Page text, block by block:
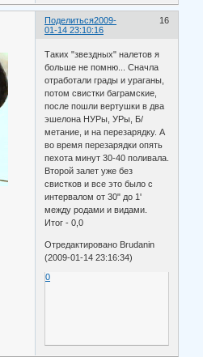
Поделиться 16
2009-
01-14 23:10:16
Таких "звездных" налетов я
больше не помню... Сначла
отработали грады и ураганы,
потом свистки баграмские,
после пошли вертушки в два
эшелона НУРы, УРы, Б/
метание, и на перезарядку. А
во время перезарядки опять
пехота минут 30-40 поливала.
Второй залет уже без
свистков и все это было с
интервалом от 30" до 1'
между родами и видами.
Итог - 0,0
Отредактировано Brudanin
(2009-01-14 23:16:34)
0